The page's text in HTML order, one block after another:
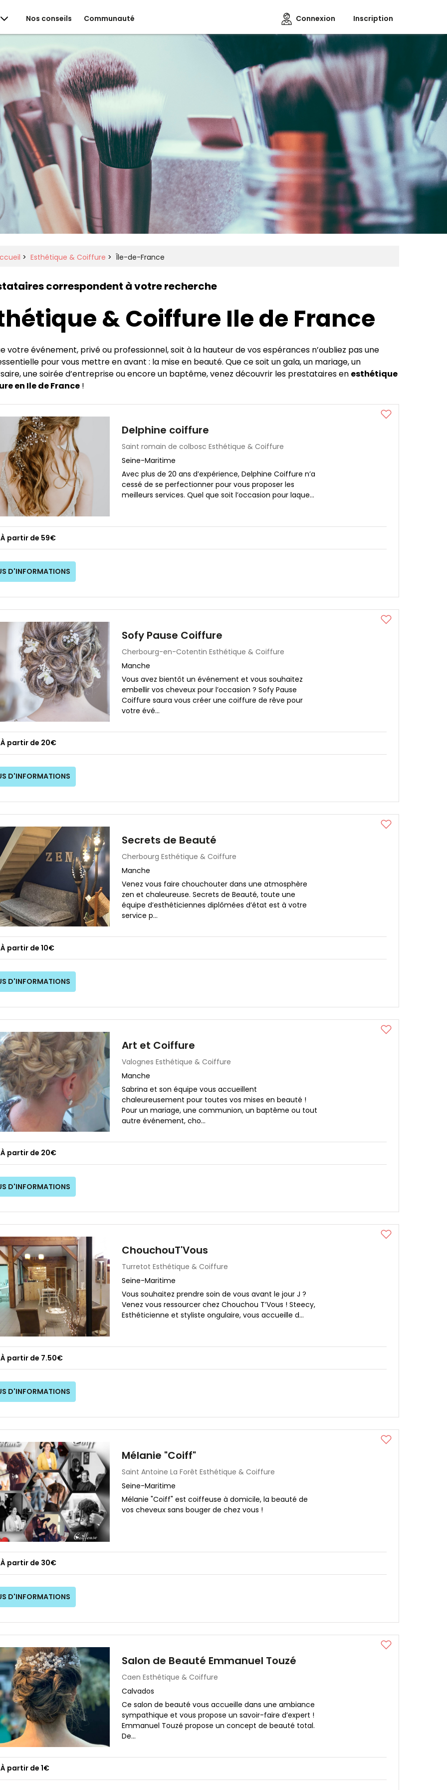
Nos conseils Communauté Connexion Inscription
> Esthétique & Coiffure > Île-de-France
correspondent à votre recherche
& Coiffure Ile de France
votre événement, privé ou professionnel, soit à la hauteur de vos espérances n’oubliez pas une
pour vous mettre en avant : la mise en beauté. Que ce soit un gala, un mariage, un
une soirée d’entreprise ou encore un baptême, venez découvrir les prestataires en esthétique
en Ile de France !
Delphine coiffure
Saint romain de colbosc Esthétique & Coiffure
Seine-Maritime
Avec plus de 20 ans d’expérience, Delphine Coiffure n’a
cessé de se perfectionner pour vous proposer les
meilleurs services. Quel que soit l’occasion pour laque...
À partir de 59€
D'INFORMATIONS
Sofy Pause Coiffure
Cherbourg-en-Cotentin Esthétique & Coiffure
Manche
Vous avez bientôt un événement et vous souhaitez
embellir vos cheveux pour l’occasion ? Sofy Pause
Coiffure saura vous créer une coiffure de rêve pour
votre évé...
À partir de 20€
D'INFORMATIONS
Secrets de Beauté
Cherbourg Esthétique & Coiffure
Manche
Venez vous faire chouchouter dans une atmosphère
zen et chaleureuse. Secrets de Beauté, toute une
équipe d’esthéticiennes diplômées d’état est à votre
service p...
À partir de 10€
D'INFORMATIONS
Art et Coiffure
Valognes Esthétique & Coiffure
Manche
Sabrina et son équipe vous accueillent
chaleureusement pour toutes vos mises en beauté !
Pour un mariage, une communion, un baptême ou tout
autre événement, cho...
À partir de 20€
D'INFORMATIONS
ChouchouT'Vous
Turretot Esthétique & Coiffure
Seine-Maritime
Vous souhaitez prendre soin de vous avant le jour J ?
Venez vous ressourcer chez Chouchou T’Vous ! Steecy,
Esthéticienne et styliste ongulaire, vous accueille d...
À partir de 7.50€
D'INFORMATIONS
Mélanie "Coiff"
Saint Antoine La Forêt Esthétique & Coiffure
Seine-Maritime
Mélanie "Coiff" est coiffeuse à domicile, la beauté de
vos cheveux sans bouger de chez vous !
À partir de 30€
D'INFORMATIONS
Salon de Beauté Emmanuel Touzé
Caen Esthétique & Coiffure
Calvados
Ce salon de beauté vous accueille dans une ambiance
sympathique et vous propose un savoir-faire d’expert !
Emmanuel Touzé propose un concept de beauté total.
De...
À partir de 1€